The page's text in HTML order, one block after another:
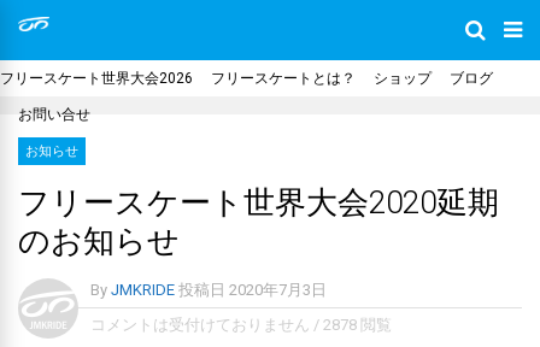
フリースケート世界大会2026 フリースケートとは？ ショップ ブログ
お問い合せ
お知らせ
フリースケート世界大会2020延期
のお知らせ
By JMKRIDE 投稿日 2020年7月3日
コメントは受付けておりません / 2878 閲覧